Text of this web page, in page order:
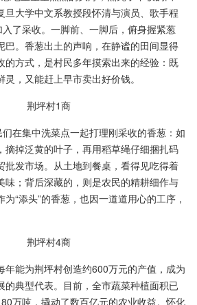
旦大学中文系教授段怀清与演员、歌手程
入了采收。一脚前、一脚后，俯身握紧葱
巴。香葱出土的声响，在静谧的田间显得
的方式，是村民多年摸索出来的经验：既
，又能赶上早市卖出好价钱。
在集中洗菜点一起打理刚采收的香葱：如
摘掉泛黄的叶子，再用稻草绳仔细捆扎码
批发市场。从土地到餐桌，看得见吃得着
味；背后深藏的，则是农民的精耕细作与
“添头”的香葱，也因一道道用心的工序，
能为荆坪村创造约600万元的产值，成为
的典型代表。目前，全市蔬菜种植面积已
万吨，撬动了数百亿元的农业收益。怀化